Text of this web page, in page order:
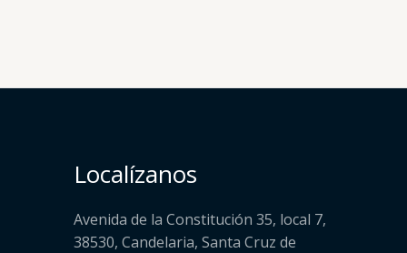
Localízanos
Avenida de la Constitución 35, local 7,
38530, Candelaria, Santa Cruz de